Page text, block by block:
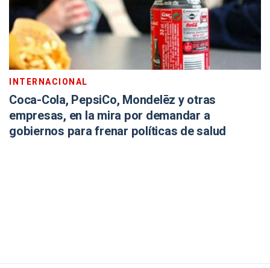
INTERNACIONAL
Coca-Cola, PepsiCo, Mondelēz y otras
empresas, en la mira por demandar a
gobiernos para frenar políticas de salud